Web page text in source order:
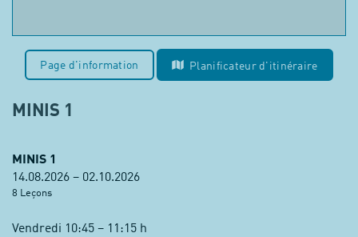
Page d'information Planificateur d'itinéraire
MINIS 1
MINIS 1
14.08.2026 – 02.10.2026
8 Leçons
Vendredi 10:45 – 11:15 h